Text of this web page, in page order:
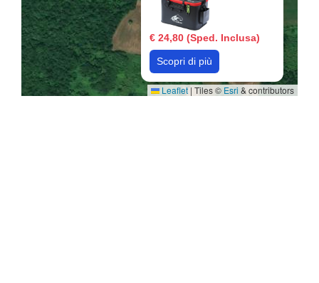
€ 24,80 (Sped. Inclusa)
Scopri di più
Leaflet | Tiles © Esri & contributors